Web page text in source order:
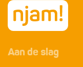
Aan de slag